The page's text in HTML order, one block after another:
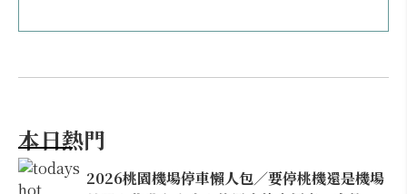
本日熱門
2026桃園機場停車懶人包／要停桃機還是機場